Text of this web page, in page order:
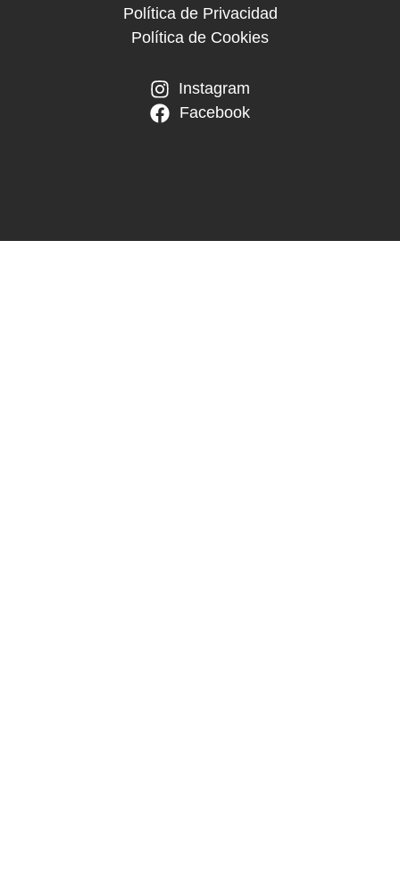
Política de Privacidad
Política de Cookies
Instagram
Facebook